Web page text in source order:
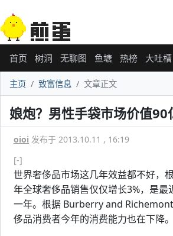
首页 树洞 无聊图 鱼塘 热榜 大吐槽
主页 致富信息 文章正文
娘炮？男性手袋市场价值90
oioi 发布于 2013.10.11 , 16:19
[-]
世界奢侈品市场这几年效益都不好，
年全球奢侈品销售仅仅增长3%，是最
一年。根据 Burberry and
侈品消费者今年的消费能力也在下降。